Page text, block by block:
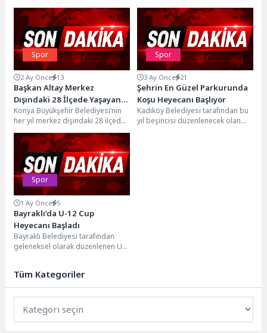
Spor
2 Ay Önce 13
Başkan Altay Merkez
Dışındaki 28 İlçede Yaşayan
Gençleri Yaz Spor Okullarına
Davet Etti
Konya Büyükşehir Belediyesi’nin
her yıl merkez dışındaki 28 ilçede
6-16 yaş aralığındaki binlerce
çocuğun sporla...
Spor
3 Ay Önce 21
Şehrin En Güzel Parkurunda
Koşu Heyecanı Başlıyor
Kadıköy Belediyesi tarafından bu
yıl beşincisi düzenlenecek olan
Spor
1 Ay Önce 5
Bayraklı’da U-12 Cup
Heyecanı Başladı
Bayraklı Belediyesi tarafından
geleneksel olarak düzenlenen U-
Tüm Kategoriler